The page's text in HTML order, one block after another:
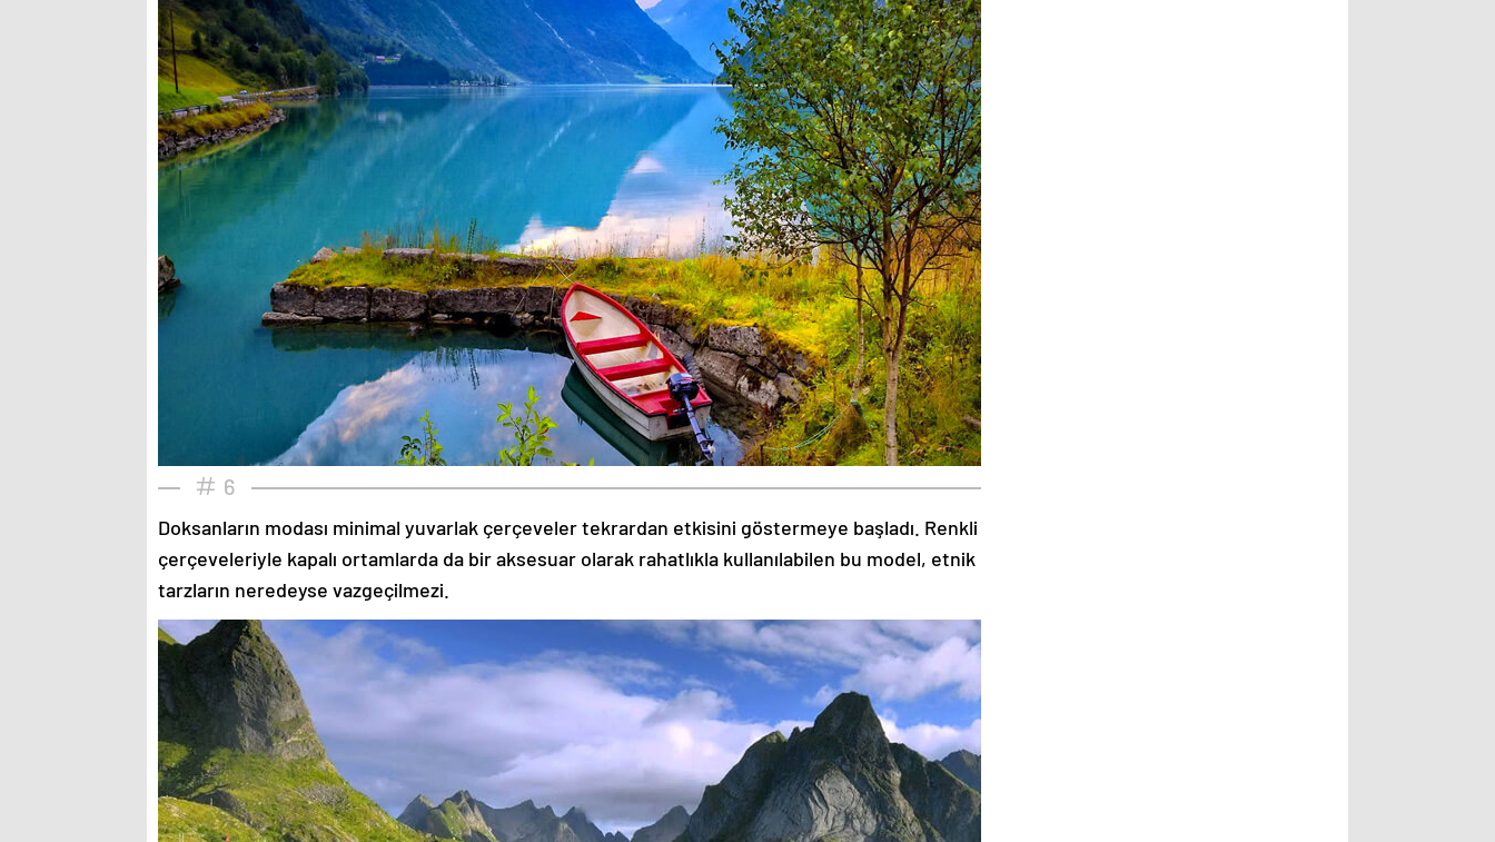
6
Doksanların modası minimal yuvarlak çerçeveler tekrardan etkisini göstermeye başladı. Renkli
çerçeveleriyle kapalı ortamlarda da bir aksesuar olarak rahatlıkla kullanılabilen bu model, etnik
tarzların neredeyse vazgeçilmezi.